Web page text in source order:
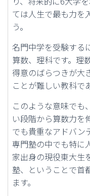
ては人生で最も力を
う。
名門中学を受験する
算数、理科です。理
得意のばらつきが大
ことが難しい教科で
このような意味でも
い段階から算数力を
でも貴重なアドバン
専門塾の中でも特に
家出身の現役東大生
塾、ということで首
ます。